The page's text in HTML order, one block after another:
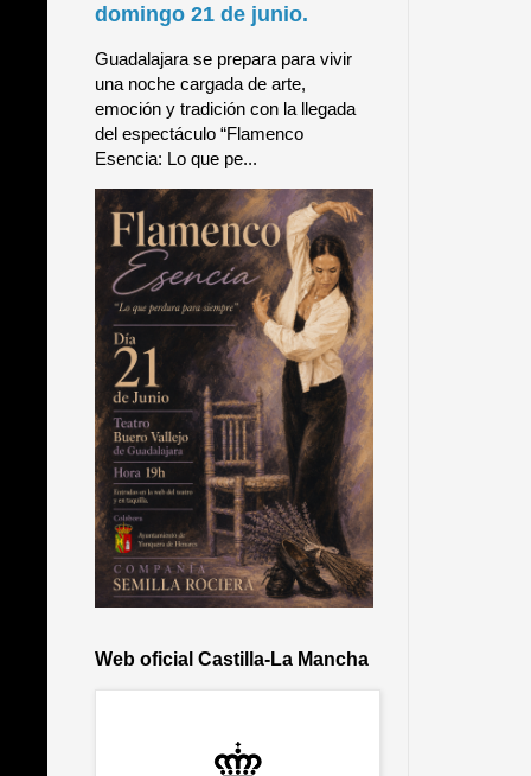
domingo 21 de junio.
Guadalajara se prepara para vivir
una noche cargada de arte,
emoción y tradición con la llegada
del espectáculo “Flamenco
Esencia: Lo que pe...
Web oficial Castilla-La Mancha